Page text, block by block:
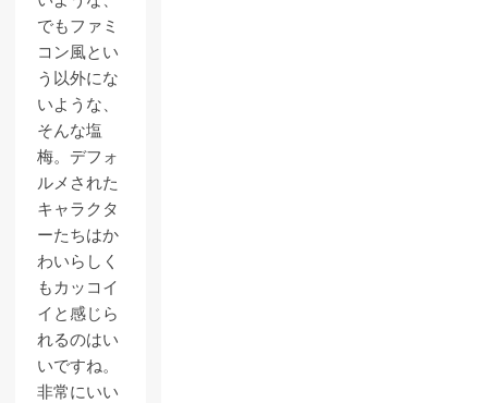
でもファミ
コン風とい
う以外にな
いような、
そんな塩
梅。デフォ
ルメされた
キャラクタ
ーたちはか
わいらしく
もカッコイ
イと感じら
れるのはい
いですね。
非常にいい